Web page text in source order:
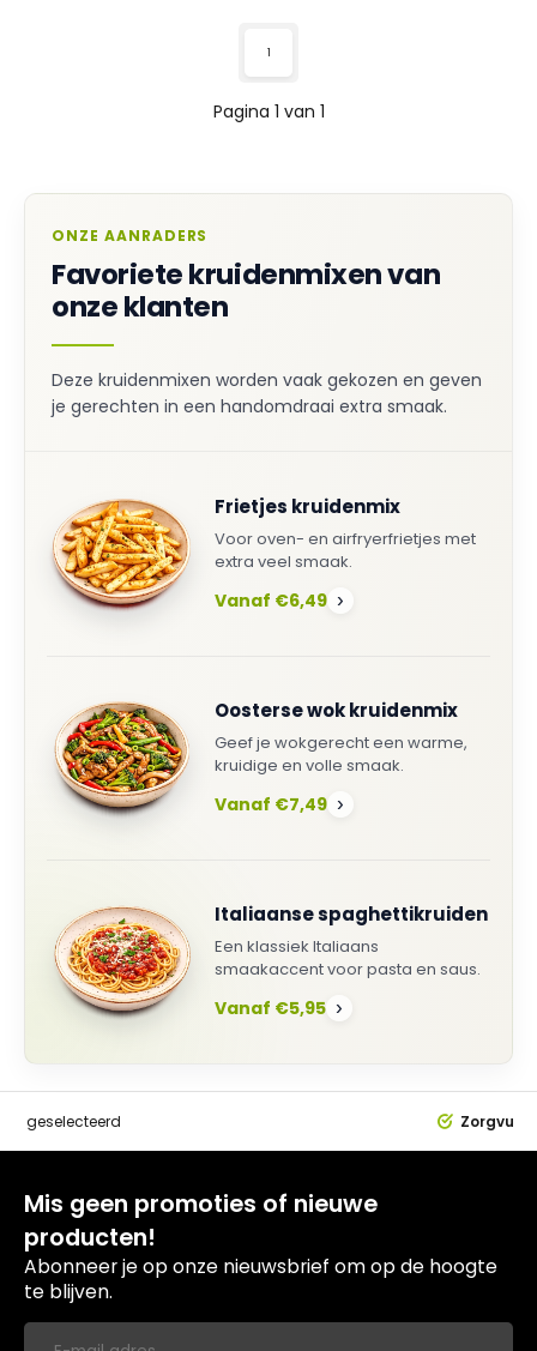
Pagina 1 van 1
1
ONZE AANRADERS
Favoriete kruidenmixen van
onze klanten
Deze kruidenmixen worden vaak gekozen en geven
je gerechten in een handomdraai extra smaak.
Frietjes kruidenmix
Voor oven- en airfryerfrietjes met
extra veel smaak.
Vanaf €6,49 ›
Oosterse wok kruidenmix
Geef je wokgerecht een warme,
kruidige en volle smaak.
Vanaf €7,49 ›
Italiaanse spaghettikruiden
Een klassiek Italiaans
smaakaccent voor pasta en saus.
Vanaf €5,95 ›
geselecteerd
Mis geen promoties of nieuwe
producten!
Abonneer je op onze nieuwsbrief om op de hoogte
te blijven.